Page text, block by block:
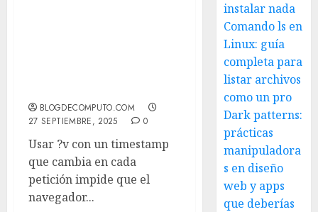
BLOGDECOMPUTO.COM
27 SEPTIEMBRE, 2025
0
Usar ?v con un timestamp
que cambia en cada
petición impide que el
navegador...
instalar nada
Comando ls en
Linux: guía
completa para
listar archivos
como un pro
Dark patterns:
prácticas
manipuladora
s en diseño
web y apps
que deberías